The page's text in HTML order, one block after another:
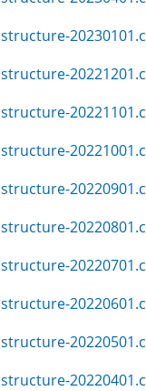
structure-
structure-
structure-
structure-
structure-
structure-
structure-
structure-
structure-
structure-